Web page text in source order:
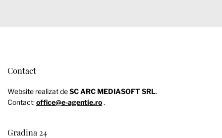
Contact
Website realizat deSC ARC MEDIASOFT SRL.
Contact:office@e-agentie.ro.
Gradina 24